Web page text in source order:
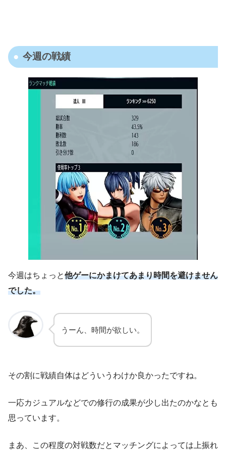
今週の戦績
今週はちょっと他ゲーにかまけてあまり時間を避けません
でした。
うーん、時間が欲しい。
その割に戦績自体はどういうわけか良かったですね。
一応カジュアルなどでの修行の成果が少し出たのかなとも
思っています。
まあ、この程度の対戦数だとマッチングによっては上振れ